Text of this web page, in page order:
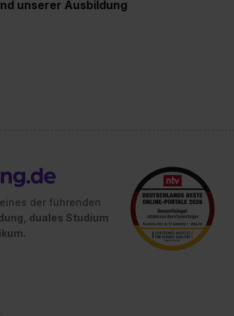
unserer Ausbildung
der führenden
duales Studium